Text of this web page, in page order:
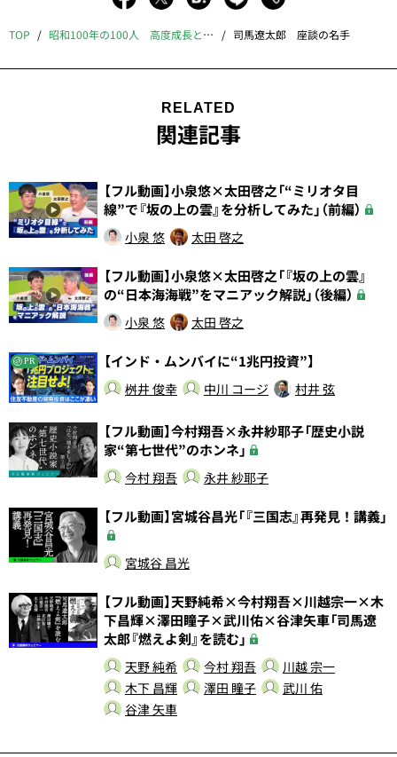
TOP 昭和100年の100人 高度成長とバブル編 司馬遼太郎 座談の名手
RELATED
関連記事
【フル動画】小泉悠×太田啓之「“ミリオタ目
線”で『坂の上の雲』を分析してみた」（前編）
小泉 悠 太田 啓之
【フル動画】小泉悠×太田啓之「『坂の上の雲』
の“日本海海戦”をマニアック解説」（後編）
小泉 悠 太田 啓之
PR 【インド・ムンバイに“1兆円投資”】
桝井 俊幸 中川 コージ 村井 弦
【フル動画】今村翔吾×永井紗耶子「歴史小説
家“第七世代”のホンネ」
今村 翔吾 永井 紗耶子
【フル動画】宮城谷昌光「『三国志』再発見！講義」
宮城谷 昌光
【フル動画】天野純希×今村翔吾×川越宗一×木
下昌輝×澤田瞳子×武川佑×谷津矢車「司馬遼
太郎『燃えよ剣』を読む」
天野 純希 今村 翔吾
川越 宗一
木下 昌輝
澤田 瞳子
武川 佑
谷津 矢車